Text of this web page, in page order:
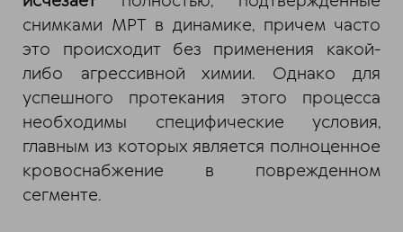
снимками МРТ в динамике, причем часто
это происходит без применения какой-
либо агрессивной химии. Однако для
успешного протекания этого процесса
необходимы специфические условия,
главным из которых является полноценное
кровоснабжение в поврежденном
сегменте.